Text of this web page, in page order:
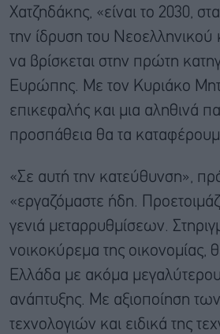
Χατζηδάκης, «είναι το 2030,
την ίδρυση του Νεοελληνικού
να βρίσκεται στην πρώτη
Ευρώπης. Με τον Κυριάκο
επικεφαλής και μια αληθινά
προσπάθεια θα τα
«Σε αυτή την κατεύθυνση»,
«εργαζόμαστε ήδη.
γενιά μεταρρυθμίσεων.
νοικοκύρεμα της οικονομίας,
Ελλάδα με ακόμα
ανάπτυξης. Με αξιοποίηση
τεχνολογιών και ειδικά της